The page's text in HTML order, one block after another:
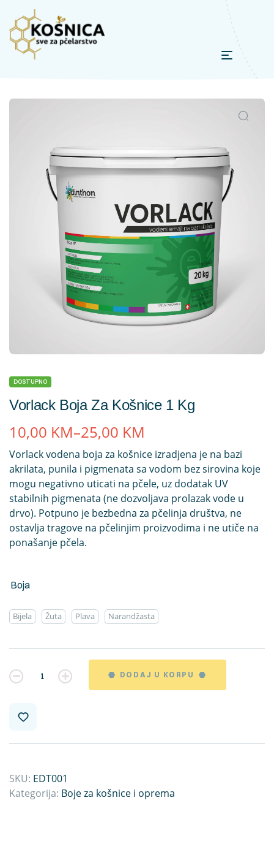
DOSTUPNO
Vorlack Boja Za Košnice 1 Kg
10,00 KM–25,00 KM
Vorlack vodena boja za košnice izradjena je na bazi
akrilata, punila i pigmenata sa vodom bez sirovina koje
mogu negativno uticati na pčele, uz dodatak UV
stabilnih pigmenata (ne dozvoljava prolazak vode u
drvo). Potpuno je bezbedna za pčelinja društva, ne
ostavlja tragove na pčelinjim proizvodima i ne utiče na
ponašanje pčela.
Boja
Bijela Žuta Plava Narandžasta
Kvantitet DODAJ U KORPU
SKU: EDT001
Kategorija: Boje za košnice i oprema